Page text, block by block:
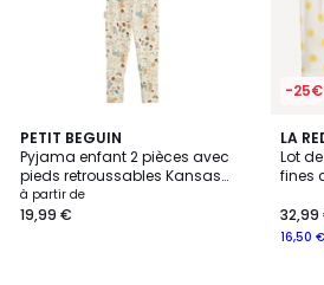
PETIT BEGUIN
Pyjama enfant 2 pièces avec
pieds retroussables Kansas
City
à partir de
19,99 €
-
LA
Lot
fines
16,50 €
32,99